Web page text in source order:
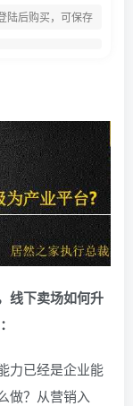
陆后购买，可保存
线下卖场如何升
力已经是企业能
做？从营销入